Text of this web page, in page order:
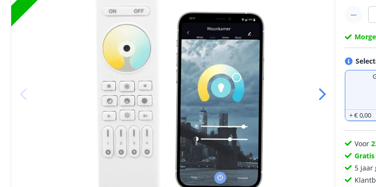
+€ 0,00
Voor
Gratis
5 jaar